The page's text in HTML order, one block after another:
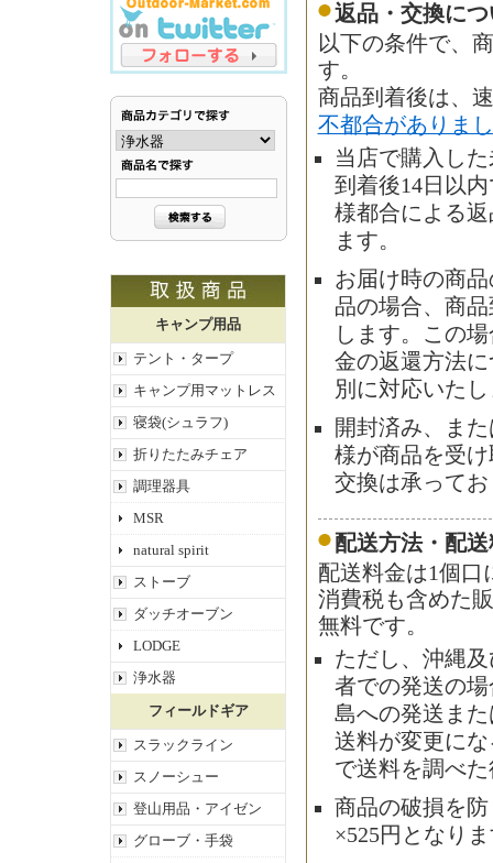
キャンプ用品
テント・タープ
キャンプ用マットレス
寝袋(シュラフ)
折りたたみチェア
調理器具
MSR
natural spirit
ストーブ
ダッチオーブン
LODGE
浄水器
フィールドギア
スラックライン
スノーシュー
登山用品・アイゼン
グローブ・手袋
返品・交換につ
以下の条件で、
す。
商品到着後は、
不都合がありま
当店で購入し
到着後14日以
様都合による
ます。
お届け時の商
品の場合、商
します。この
金の返還方法
別に対応いた
開封済み、ま
様が商品を受
交換は承って
配送方法・配
配送料金は1個口
消費税も含めた
無料です。
ただし、沖縄
者での発送の
島への発送ま
送料が変更に
で送料を調べ
商品の破損を
×525円となり